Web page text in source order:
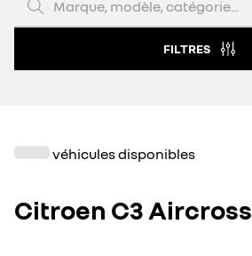
FILTRES
véhicules disponibles
Citroen C3 Aircross